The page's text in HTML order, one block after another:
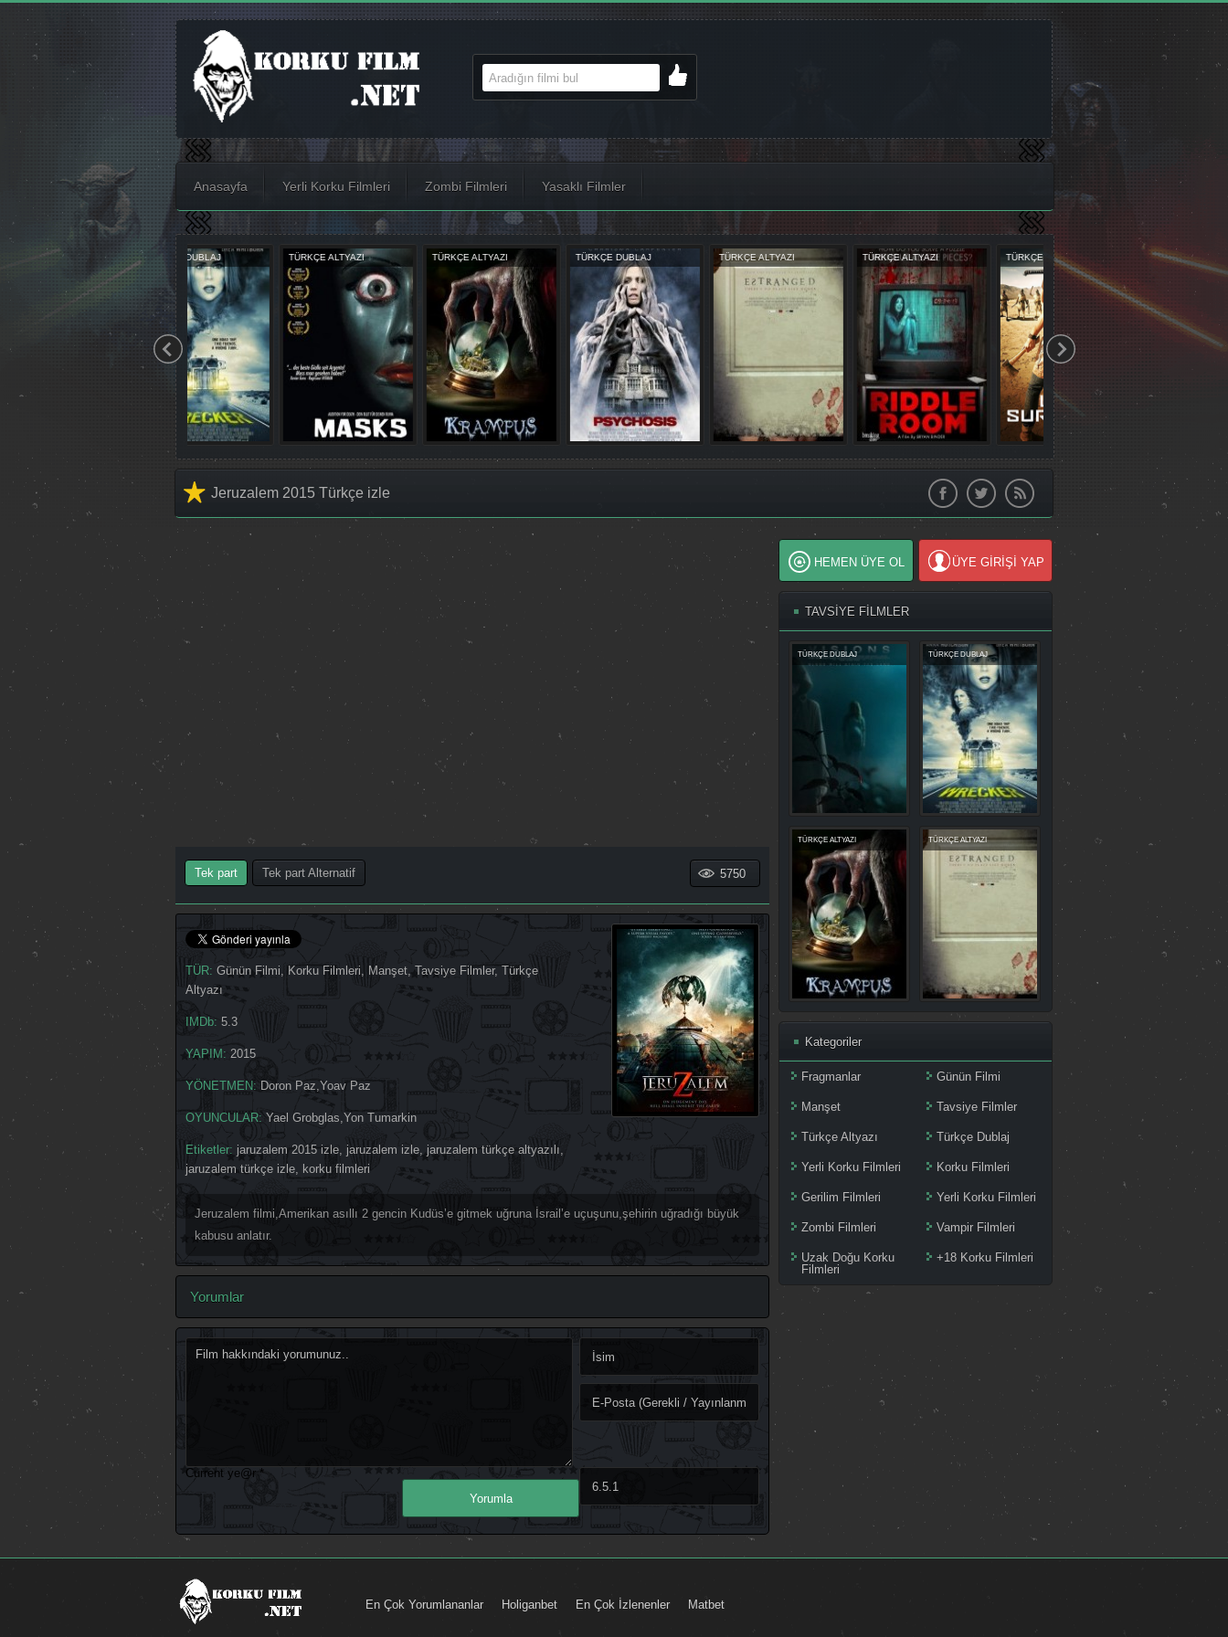
Anasayfa Yerli Korku Filmleri Zombi Filmleri Yasaklı Filmler
TÜRKÇE ALTYAZI TÜRKÇE ALTYAZI TÜRKÇE DUBLAJ TÜRKÇE ALTYAZI TÜRKÇE ALTYAZI TÜRKÇE DUBLAJ TÜRKÇE DUBLAJ TÜRKÇE ALTYAZI
Jeruzalem 2015 Türkçe izle
Tek part Tek part Alternatif 5750
TÜR: Günün Filmi, Korku Filmleri, Manşet, Tavsiye Filmler, Türkçe
Altyazı
IMDb: 5.3
YAPIM: 2015
YÖNETMEN: Doron Paz,Yoav Paz
OYUNCULAR: Yael Grobglas,Yon Tumarkin
Etiketler: jaruzalem 2015 izle, jaruzalem izle, jaruzalem türkçe altyazılı,
jaruzalem türkçe izle, korku filmleri
Jeruzalem filmi,Amerikan asıllı 2 gencin Kudüs’e gitmek uğruna İsrail’e uçuşunu,şehirin uğradığı büyük
kabusu anlatır.
Yorumlar
Current ye@r *
HEMEN ÜYE OL ÜYE GİRİŞİ YAP
TAVSİYE FİLMLER
TÜRKÇE DUBLAJ TÜRKÇE DUBLAJ
TÜRKÇE ALTYAZI TÜRKÇE ALTYAZI
Kategoriler
Fragmanlar Günün Filmi
Manşet Tavsiye Filmler
Türkçe Altyazı Türkçe Dublaj
Yerli Korku Filmleri Korku Filmleri
Gerilim Filmleri Yerli Korku Filmleri
Zombi Filmleri Vampir Filmleri
Uzak Doğu Korku
Filmleri
+18 Korku Filmleri
En Çok Yorumlananlar Holiganbet En Çok İzlenenler Matbet